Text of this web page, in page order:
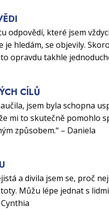
odpovědí, které jsem
je hledám, se objevily.
opravdu takhle
CÍLŮ
jsem byla schopna
mi to skutečně pomohlo
způsobem.“ – Daniela
a divila jsem se, proč
Můžu lépe jednat s